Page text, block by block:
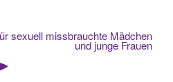
sexuell missbrauchte Mädchen
und junge Frauen